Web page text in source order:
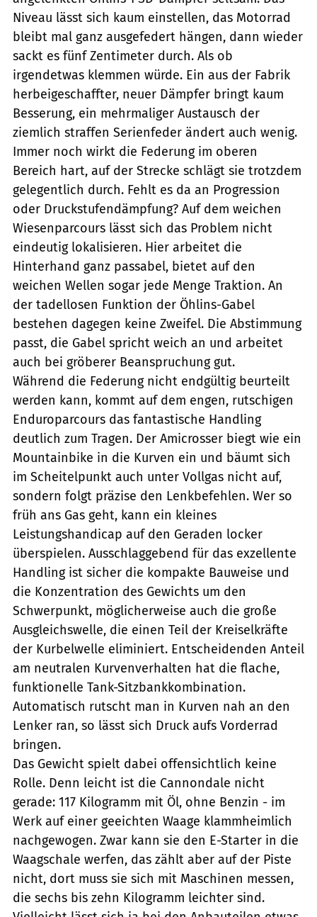
Niveau lässt sich kaum einstellen, das Motorrad
bleibt mal ganz ausgefedert hängen, dann wieder
sackt es fünf Zentimeter durch. Als ob
irgendetwas klemmen würde. Ein aus der Fabrik
herbeigeschaffter, neuer Dämpfer bringt kaum
Besserung, ein mehrmaliger Austausch der
ziemlich straffen Serienfeder ändert auch wenig.
Immer noch wirkt die Federung im oberen
Bereich hart, auf der Strecke schlägt sie trotzdem
gelegentlich durch. Fehlt es da an Progression
oder Druckstufendämpfung? Auf dem weichen
Wiesenparcours lässt sich das Problem nicht
eindeutig lokalisieren. Hier arbeitet die
Hinterhand ganz passabel, bietet auf den
weichen Wellen sogar jede Menge Traktion. An
der tadellosen Funktion der Öhlins-Gabel
bestehen dagegen keine Zweifel. Die Abstimmung
passt, die Gabel spricht weich an und arbeitet
auch bei gröberer Beanspruchung gut.
Während die Federung nicht endgültig beurteilt
werden kann, kommt auf dem engen, rutschigen
Enduroparcours das fantastische Handling
deutlich zum Tragen. Der Amicrosser biegt wie ein
Mountainbike in die Kurven ein und bäumt sich
im Scheitelpunkt auch unter Vollgas nicht auf,
sondern folgt präzise den Lenkbefehlen. Wer so
früh ans Gas geht, kann ein kleines
Leistungshandicap auf den Geraden locker
überspielen. Ausschlaggebend für das exzellente
Handling ist sicher die kompakte Bauweise und
die Konzentration des Gewichts um den
Schwerpunkt, möglicherweise auch die große
Ausgleichswelle, die einen Teil der Kreiselkräfte
der Kurbelwelle eliminiert. Entscheidenden Anteil
am neutralen Kurvenverhalten hat die flache,
funktionelle Tank-Sitzbankkombination.
Automatisch rutscht man in Kurven nah an den
Lenker ran, so lässt sich Druck aufs Vorderrad
bringen.
Das Gewicht spielt dabei offensichtlich keine
Rolle. Denn leicht ist die Cannondale nicht
gerade: 117 Kilogramm mit Öl, ohne Benzin - im
Werk auf einer geeichten Waage klammheimlich
nachgewogen. Zwar kann sie den E-Starter in die
Waagschale werfen, das zählt aber auf der Piste
nicht, dort muss sie sich mit Maschinen messen,
die sechs bis zehn Kilogramm leichter sind.